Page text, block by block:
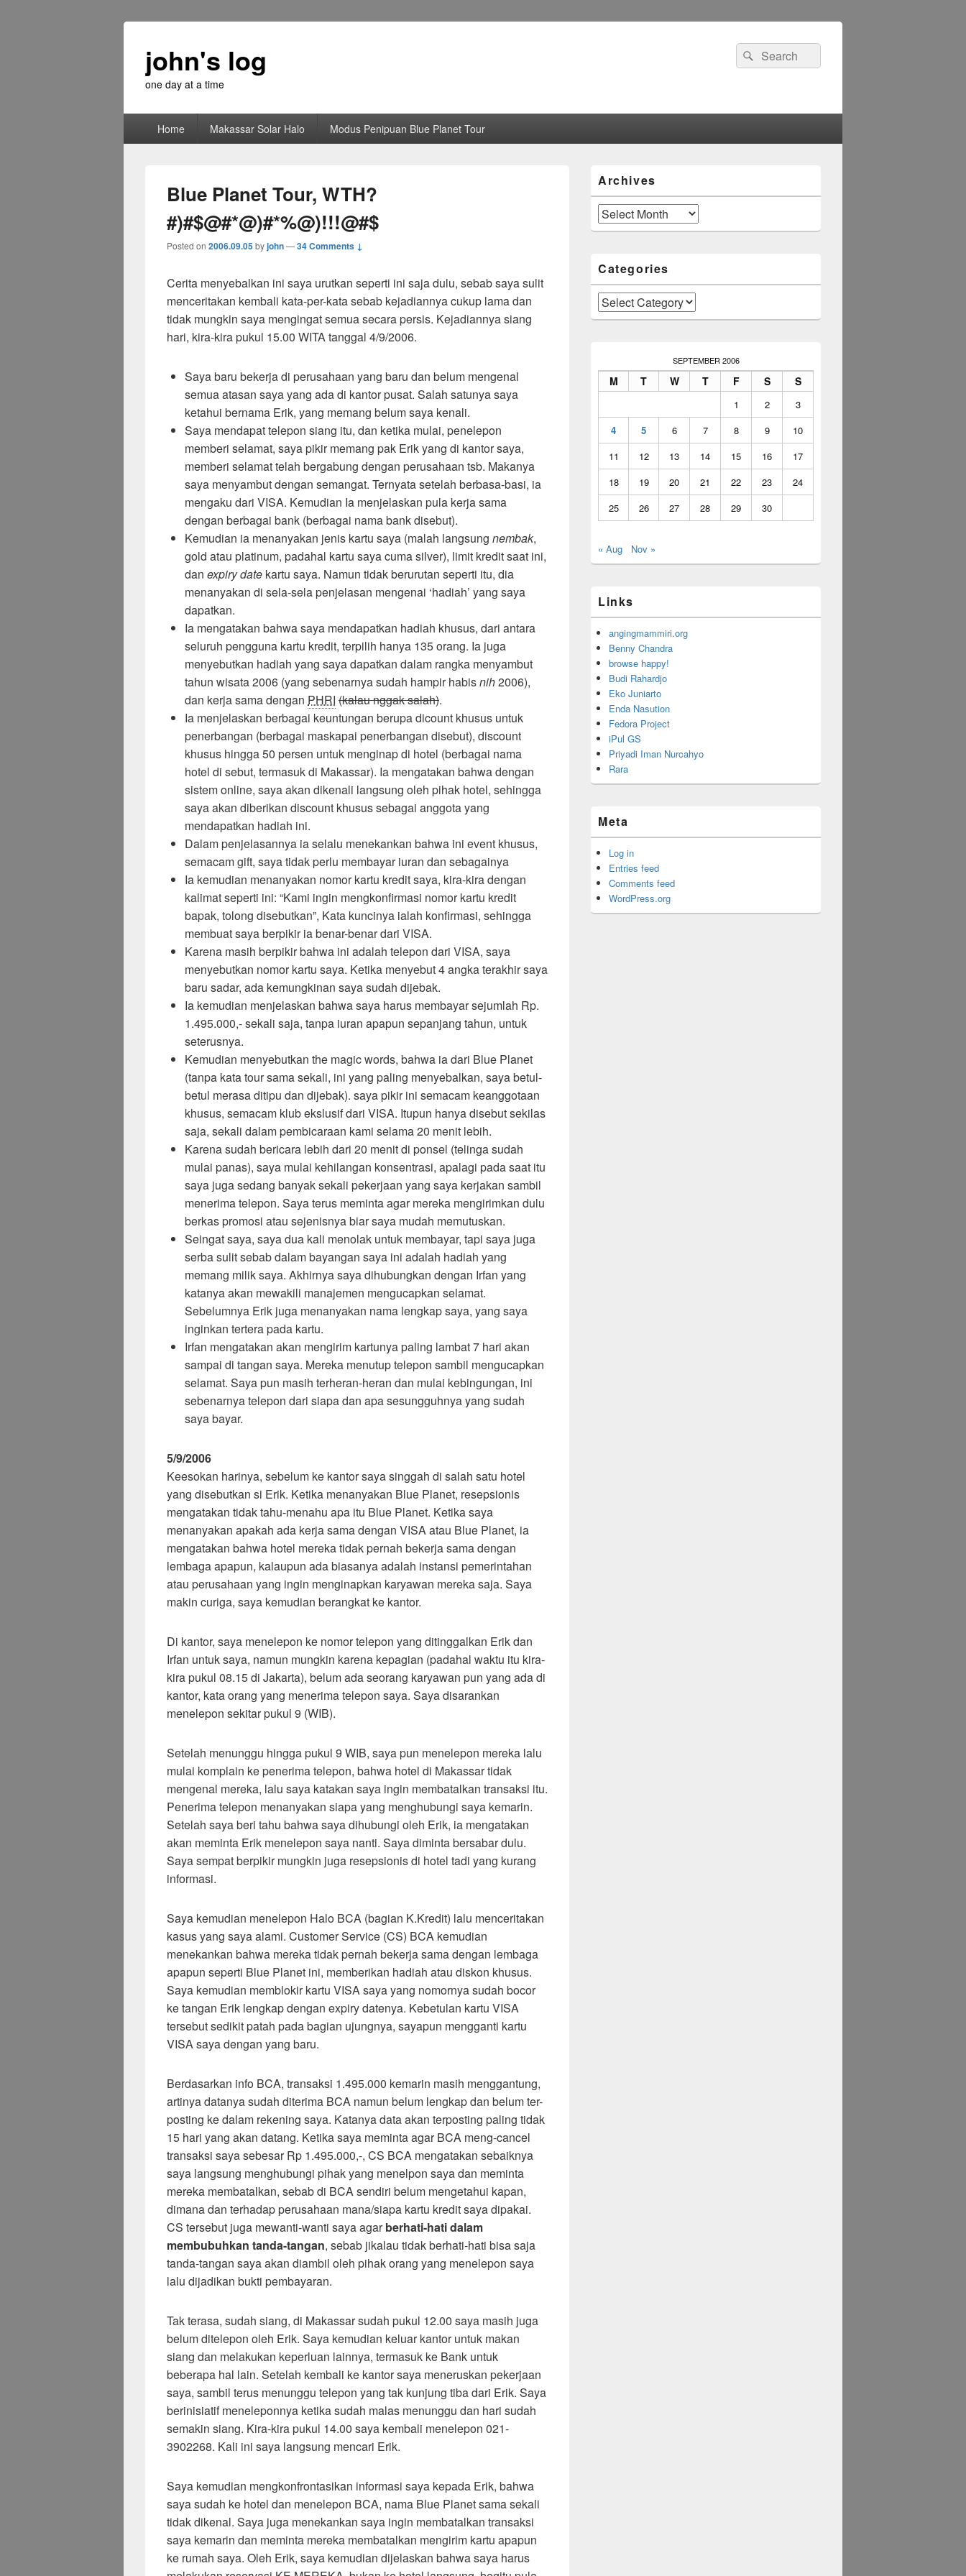
john's log
one day at a time
Search
for:
Search
Home Makassar Solar Halo Modus Penipuan Blue Planet Tour
Blue Planet Tour, WTH?
#)#$@#*@)#*%@)!!!@#$
Posted on 2006.09.05byjohn—34 Comments ↓
Cerita menyebalkan ini saya urutkan seperti ini saja dulu, sebab saya sulit
menceritakan kembali kata-per-kata sebab kejadiannya cukup lama dan
tidak mungkin saya mengingat semua secara persis. Kejadiannya siang
hari, kira-kira pukul 15.00 WITA tanggal 4/9/2006.
Saya baru bekerja di perusahaan yang baru dan belum mengenal
semua atasan saya yang ada di kantor pusat. Salah satunya saya
ketahui bernama Erik, yang memang belum saya kenali.
Saya mendapat telepon siang itu, dan ketika mulai, penelepon
memberi selamat, saya pikir memang pak Erik yang di kantor saya,
memberi selamat telah bergabung dengan perusahaan tsb. Makanya
saya menyambut dengan semangat. Ternyata setelah berbasa-basi, ia
mengaku dari VISA. Kemudian Ia menjelaskan pula kerja sama
dengan berbagai bank (berbagai nama bank disebut).
Kemudian ia menanyakan jenis kartu saya (malah langsung nembak,
gold atau platinum, padahal kartu saya cuma silver), limit kredit saat ini,
dan expiry date kartu saya. Namun tidak berurutan seperti itu, dia
menanyakan di sela-sela penjelasan mengenai ‘hadiah’ yang saya
dapatkan.
Ia mengatakan bahwa saya mendapatkan hadiah khusus, dari antara
seluruh pengguna kartu kredit, terpilih hanya 135 orang. Ia juga
menyebutkan hadiah yang saya dapatkan dalam rangka menyambut
tahun wisata 2006 (yang sebenarnya sudah hampir habisnih2006),
dan kerja sama dengan PHRI (kalau nggak salah).
Ia menjelaskan berbagai keuntungan berupa dicount khusus untuk
penerbangan (berbagai maskapai penerbangan disebut), discount
khusus hingga 50 persen untuk menginap di hotel (berbagai nama
hotel di sebut, termasuk di Makassar). Ia mengatakan bahwa dengan
sistem online, saya akan dikenali langsung oleh pihak hotel, sehingga
saya akan diberikan discount khusus sebagai anggota yang
mendapatkan hadiah ini.
Dalam penjelasannya ia selalu menekankan bahwa ini event khusus,
semacam gift, saya tidak perlu membayar iuran dan sebagainya
Ia kemudian menanyakan nomor kartu kredit saya, kira-kira dengan
kalimat seperti ini: “Kami ingin mengkonfirmasi nomor kartu kredit
bapak, tolong disebutkan”, Kata kuncinya ialah konfirmasi, sehingga
membuat saya berpikir ia benar-benar dari VISA.
Karena masih berpikir bahwa ini adalah telepon dari VISA, saya
menyebutkan nomor kartu saya. Ketika menyebut 4 angka terakhir saya
baru sadar, ada kemungkinan saya sudah dijebak.
Ia kemudian menjelaskan bahwa saya harus membayar sejumlah Rp.
1.495.000,- sekali saja, tanpa iuran apapun sepanjang tahun, untuk
seterusnya.
Kemudian menyebutkan the magic words, bahwa ia dari Blue Planet
(tanpa kata tour sama sekali, ini yang paling menyebalkan, saya betul-
betul merasa ditipu dan dijebak). saya pikir ini semacam keanggotaan
khusus, semacam klub ekslusif dari VISA. Itupun hanya disebut sekilas
saja, sekali dalam pembicaraan kami selama 20 menit lebih.
Karena sudah bericara lebih dari 20 menit di ponsel (telinga sudah
mulai panas), saya mulai kehilangan konsentrasi, apalagi pada saat itu
saya juga sedang banyak sekali pekerjaan yang saya kerjakan sambil
menerima telepon. Saya terus meminta agar mereka mengirimkan dulu
berkas promosi atau sejenisnya biar saya mudah memutuskan.
Seingat saya, saya dua kali menolak untuk membayar, tapi saya juga
serba sulit sebab dalam bayangan saya ini adalah hadiah yang
memang milik saya. Akhirnya saya dihubungkan dengan Irfan yang
katanya akan mewakili manajemen mengucapkan selamat.
Sebelumnya Erik juga menanyakan nama lengkap saya, yang saya
inginkan tertera pada kartu.
Irfan mengatakan akan mengirim kartunya paling lambat 7 hari akan
sampai di tangan saya. Mereka menutup telepon sambil mengucapkan
selamat. Saya pun masih terheran-heran dan mulai kebingungan, ini
sebenarnya telepon dari siapa dan apa sesungguhnya yang sudah
saya bayar.
5/9/2006
Keesokan harinya, sebelum ke kantor saya singgah di salah satu hotel
yang disebutkan si Erik. Ketika menanyakan Blue Planet, resepsionis
mengatakan tidak tahu-menahu apa itu Blue Planet. Ketika saya
menanyakan apakah ada kerja sama dengan VISA atau Blue Planet, ia
mengatakan bahwa hotel mereka tidak pernah bekerja sama dengan
lembaga apapun, kalaupun ada biasanya adalah instansi pemerintahan
atau perusahaan yang ingin menginapkan karyawan mereka saja. Saya
makin curiga, saya kemudian berangkat ke kantor.
Di kantor, saya menelepon ke nomor telepon yang ditinggalkan Erik dan
Irfan untuk saya, namun mungkin karena kepagian (padahal waktu itu kira-
kira pukul 08.15 di Jakarta), belum ada seorang karyawan pun yang ada di
kantor, kata orang yang menerima telepon saya. Saya disarankan
menelepon sekitar pukul 9 (WIB).
Setelah menunggu hingga pukul 9 WIB, saya pun menelepon mereka lalu
mulai komplain ke penerima telepon, bahwa hotel di Makassar tidak
mengenal mereka, lalu saya katakan saya ingin membatalkan transaksi itu.
Penerima telepon menanyakan siapa yang menghubungi saya kemarin.
Setelah saya beri tahu bahwa saya dihubungi oleh Erik, ia mengatakan
akan meminta Erik menelepon saya nanti. Saya diminta bersabar dulu.
Saya sempat berpikir mungkin juga resepsionis di hotel tadi yang kurang
informasi.
Saya kemudian menelepon Halo BCA (bagian K.Kredit) lalu menceritakan
kasus yang saya alami. Customer Service (CS) BCA kemudian
menekankan bahwa mereka tidak pernah bekerja sama dengan lembaga
apapun seperti Blue Planet ini, memberikan hadiah atau diskon khusus.
Saya kemudian memblokir kartu VISA saya yang nomornya sudah bocor
ke tangan Erik lengkap dengan expiry datenya. Kebetulan kartu VISA
tersebut sedikit patah pada bagian ujungnya, sayapun mengganti kartu
VISA saya dengan yang baru.
Berdasarkan info BCA, transaksi 1.495.000 kemarin masih menggantung,
artinya datanya sudah diterima BCA namun belum lengkap dan belum ter-
posting ke dalam rekening saya. Katanya data akan terposting paling tidak
15 hari yang akan datang. Ketika saya meminta agar BCA meng-cancel
transaksi saya sebesar Rp 1.495.000,-, CS BCA mengatakan sebaiknya
saya langsung menghubungi pihak yang menelpon saya dan meminta
mereka membatalkan, sebab di BCA sendiri belum mengetahui kapan,
dimana dan terhadap perusahaan mana/siapa kartu kredit saya dipakai.
CS tersebut juga mewanti-wanti saya agarberhati-hati dalam
membubuhkan tanda-tangan, sebab jikalau tidak berhati-hati bisa saja
tanda-tangan saya akan diambil oleh pihak orang yang menelepon saya
lalu dijadikan bukti pembayaran.
Tak terasa, sudah siang, di Makassar sudah pukul 12.00 saya masih juga
belum ditelepon oleh Erik. Saya kemudian keluar kantor untuk makan
siang dan melakukan keperluan lainnya, termasuk ke Bank untuk
beberapa hal lain. Setelah kembali ke kantor saya meneruskan pekerjaan
saya, sambil terus menunggu telepon yang tak kunjung tiba dari Erik. Saya
berinisiatif meneleponnya ketika sudah malas menunggu dan hari sudah
semakin siang. Kira-kira pukul 14.00 saya kembali menelepon 021-
3902268. Kali ini saya langsung mencari Erik.
Saya kemudian mengkonfrontasikan informasi saya kepada Erik, bahwa
saya sudah ke hotel dan menelepon BCA, nama Blue Planet sama sekali
tidak dikenal. Saya juga menekankan saya ingin membatalkan transaksi
saya kemarin dan meminta mereka membatalkan mengirim kartu apapun
ke rumah saya. Oleh Erik, saya kemudian dijelaskan bahwa saya harus
Sidebar
Widget
Area
Archives
Archives
Categories
Categories
SEPTEMBER 2006
M T W T F S S
1 2
3
4
5 6 7 8 9
10
11
12 13 14 15 16
17
18
19 20 21 22 23
24
25
26 27 28 29 30
« Aug Nov »
Links
angingmammiri.org
Benny Chandra
browse happy!
Budi Rahardjo
Eko Juniarto
Enda Nasution
Fedora Project
iPul GS
Priyadi Iman Nurcahyo
Rara
Meta
Log in
Entries feed
Comments feed
WordPress.org